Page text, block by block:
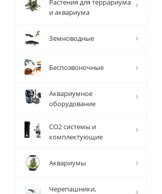
Растения для террариума
и аквариума
Земноводные
Беспозвоночные
Аквариумное
оборудование
СО2 системы и
комплектующие
Аквариумы
Черепашники,